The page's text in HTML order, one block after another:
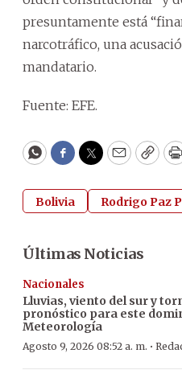
presuntamente está
narcotráfico, una
mandatario.
Fuente: EFE.
WhatsApp
Facebook
Twitter
EmailCopy
Bolivia Rodrigo Paz
Últimas Noticias
Nacionales
Lluvias, viento del sur y
pronóstico para este
Meteorología
Agosto 9, 2026 08:52 a. m. ·